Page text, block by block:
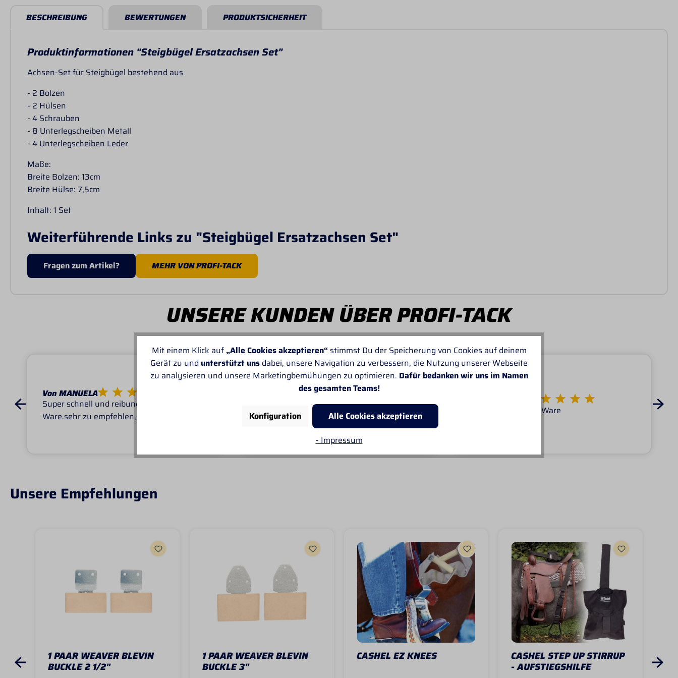
BESCHREIBUNG BEWERTUNGEN PRODUKTSICHERHEIT
Produktinformationen "Steigbügel Ersatzachsen Set"
Achsen-Set für Steigbügel bestehend aus
- 2 Bolzen
- 2 Hülsen
- 4 Schrauben
- 8 Unterlegscheiben Metall
- 4 Unterlegscheiben Leder
Maße:
Breite Bolzen: 13cm
Breite Hülse: 7,5cm
Inhalt: 1 Set
Weiterführende Links zu "Steigbügel Ersatzachsen Set"
Fragen zum Artikel? MEHR VON PROFI-TACK
UNSERE KUNDEN ÜBER PROFI-TACK
Von MANUELA
Super schnell und reibungslos, top
Ware.sehr zu empfehlen, top!
Von SANDRA
Leider passt oft die Angabe der Lieferzeiten
nicht. Sonst gefällt mir alles sehr gut.
Super Service tolle Ware
Unsere Empfehlungen
1 PAAR WEAVER BLEVIN
BUCKLE 2 1/2"
1 PAAR WEAVER BLEVIN
BUCKLE 3"
CASHEL EZ KNEES CASHEL STEP UP STIRRUP
- AUFSTIEGSHILFE
Mit einem Klick auf „Alle Cookies akzeptieren“stimmst Du der Speicherung von Cookies auf deinem
Gerät zu und unterstützt uns dabei, unsere Navigation zu verbessern, die Nutzung unserer Webseite
zu analysieren und unsere Marketingbemühungen zu optimieren. Dafür bedanken wir uns im Namen
des gesamten Teams!
Konfiguration
Alle Cookies akzeptieren
- Impressum